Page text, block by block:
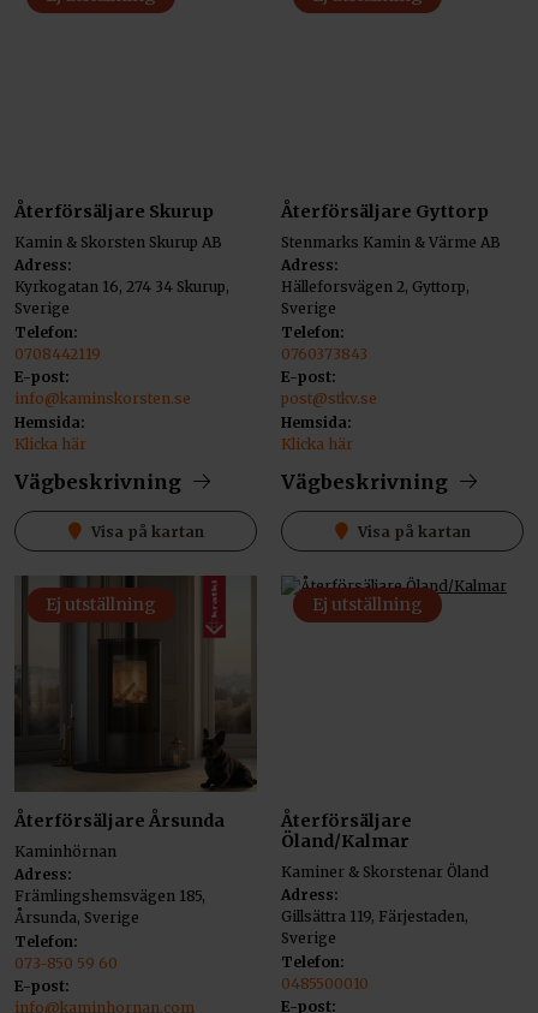
Återförsäljare Skurup
Kamin & Skorsten Skurup AB
Adress:
Kyrkogatan 16, 274 34 Skurup,
Sverige
Telefon:
0708442119
E-post:
info@kaminskorsten.se
Hemsida:
Klicka här
Vägbeskrivning
Visa på kartan
Återförsäljare Gyttorp
Stenmarks Kamin & Värme AB
Adress:
Hälleforsvägen 2, Gyttorp,
Sverige
Telefon:
0760373843
E-post:
post@stkv.se
Hemsida:
Klicka här
Vägbeskrivning
Visa på kartan
Ej utställning
Återförsäljare Årsunda
Kaminhörnan
Adress:
Främlingshemsvägen 185,
Årsunda, Sverige
Telefon:
073-850 59 60
E-post:
info@kaminhornan.com
Ej utställning
Återförsäljare
Öland/Kalmar
Kaminer & Skorstenar Öland
Adress:
Gillsättra 119, Färjestaden,
Sverige
Telefon:
0485500010
E-post: